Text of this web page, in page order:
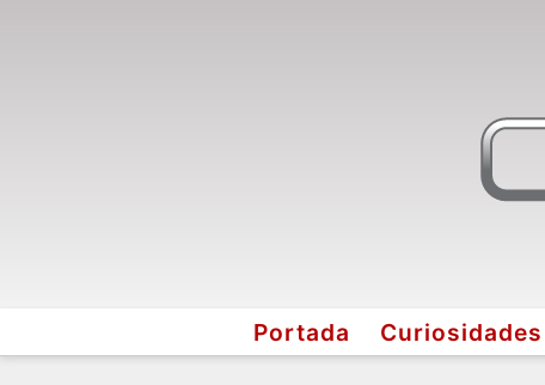
Portada Curiosidades